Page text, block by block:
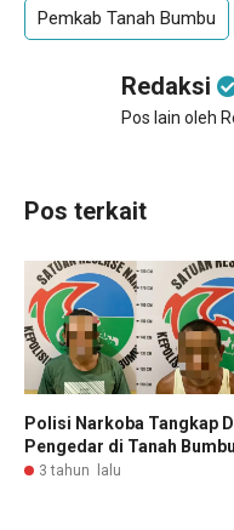
Pemkab Tanah Bumbu
Redaksi
Pos lain oleh
Pos terkait
Polisi Narkoba Tangkap
Pengedar di Tanah Bumbu
3 tahun lalu